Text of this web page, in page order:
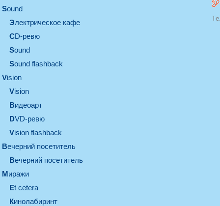
sound
электрическое кафе
CD-ревю
sound
Sound flashback
vision
vision
видеоарт
DVD-ревю
Vision flashback
вечерний посетитель
вечерний посетитель
миражи
et cetera
кинолабиринт